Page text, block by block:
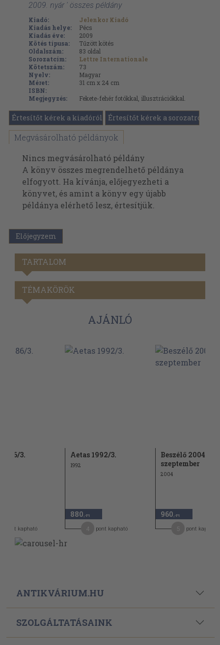
2009. nyár ' összes példány
Kiadó:
Jelenkor Kiadó
Kiadás helye:
Pécs
Kiadás éve:
2009
Kötés típusa:
Tűzött kötés
Oldalszám:
83 oldal
Sorozatcím:
Lettre Internationale
Kötetszám:
73
Nyelv:
Magyar
Méret:
31 cm x 24 cm
ISBN:
Megjegyzés:
Fekete-fehér fotókkal, illusztrációkkal.
Értesítőt kérek a kiadóról Értesítőt kérek a sorozatról
Megvásárolható példányok
Nincs megvásárolható példány
A könyv összes megrendelhető példánya
elfogyott. Ha kívánja, előjegyezheti a
könyvet, és amint a könyv egy újabb
példánya elérhető lesz, értesítjük.
Előjegyzem
TARTALOM
TÉMAKÖRÖK
AJÁNLÓ
3.
pont kapható
Aetas 1992/3.
1992
880 ,-Ft
pont kapható
Beszélő 2004.
szeptember
2004
960 ,-Ft
pont kapható
ANTIKVÁRIUM.HU
SZOLGÁLTATÁSAINK